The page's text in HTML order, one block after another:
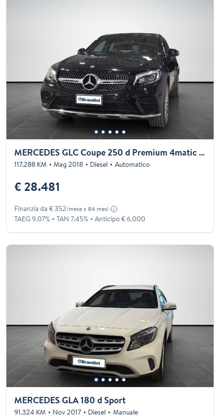
MERCEDES GLC Coupe 250 d Premium 4matic auto
117.288 KM Mag 2018 Diesel Automatico
€ 28.481
Finanzia da € 352/mese x 84 mesi
TAEG 9.07% TAN 7.45% Anticipo € 6.000
MERCEDES GLA 180 d Sport
91.324 KM Nov 2017 Diesel Manuale